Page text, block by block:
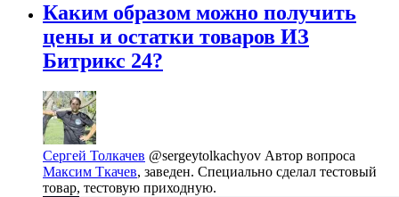
Каким образом можно получить
цены и остатки товаров ИЗ
Битрикс 24?
Сергей Толкачев @sergeytolkachyov Автор вопроса
Максим Ткачев, заведен. Специально сделал тестовый
товар, тестовую приходную.